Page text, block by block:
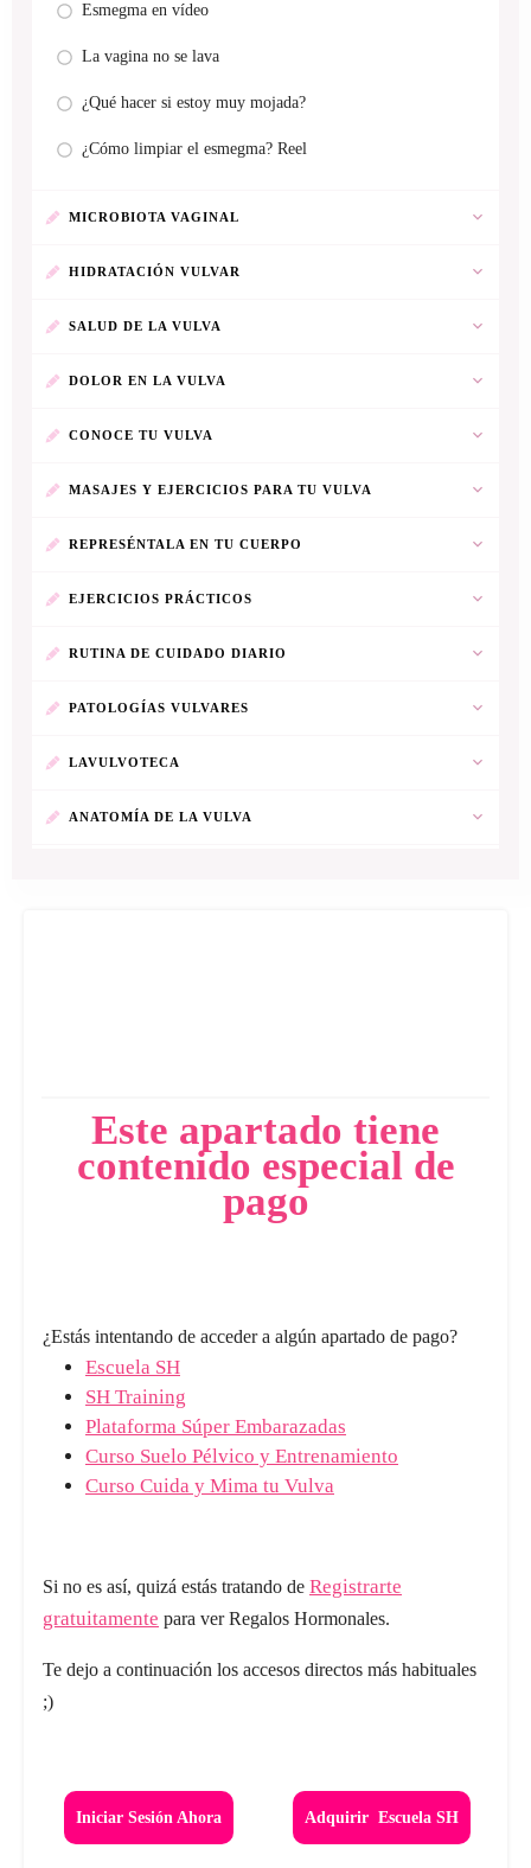
Este apartado tiene
contenido especial de
pago
¿Estás intentando de acceder a algún apartado de pago?
Escuela SH
SH Training
Plataforma Súper Embarazadas
Curso Suelo Pélvico y Entrenamiento
Curso Cuida y Mima tu Vulva
Si no es así, quizá estás tratando de Registrarte
gratuitamente para ver Regalos Hormonales.
Te dejo a continuación los accesos directos más habituales
;)
Iniciar Sesión Ahora Adquirir Escuela SH
Esmegma en vídeo
La vagina no se lava
¿Qué hacer si estoy muy mojada?
¿Cómo limpiar el esmegma? Reel
MICROBIOTA VAGINAL
HIDRATACIÓN VULVAR
SALUD DE LA VULVA
DOLOR EN LA VULVA
CONOCE TU VULVA
MASAJES Y EJERCICIOS PARA TU VULVA
REPRESÉNTALA EN TU CUERPO
EJERCICIOS PRÁCTICOS
RUTINA DE CUIDADO DIARIO
PATOLOGÍAS VULVARES
LAVULVOTECA
ANATOMÍA DE LA VULVA